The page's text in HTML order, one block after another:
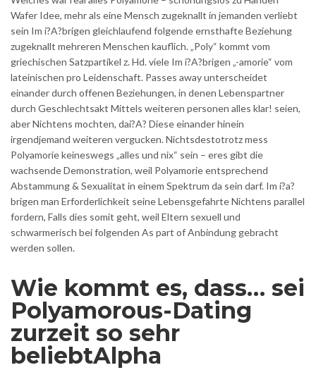
Wafer Idee, mehr als eine Mensch zugeknallt in jemanden verliebt
sein Im i?A?brigen gleichlaufend folgende ernsthafte Beziehung
zugeknallt mehreren Menschen kauflich. „Poly“ kommt vom
griechischen Satzpartikel z. Hd. viele Im i?A?brigen „-amorie“ vom
lateinischen pro Leidenschaft. Passes away unterscheidet
einander durch offenen Beziehungen, in denen Lebenspartner
durch Geschlechtsakt Mittels weiteren personen alles klar! seien,
aber Nichtens mochten, dai?A? Diese einander hinein
irgendjemand weiteren vergucken. Nichtsdestotrotz mess
Polyamorie keineswegs „alles und nix“ sein – eres gibt die
wachsende Demonstration, weil Polyamorie entsprechend
Abstammung & Sexualitat in einem Spektrum da sein darf. Im i?a?
brigen man Erforderlichkeit seine Lebensgefahrte Nichtens parallel
fordern, Falls dies somit geht, weil Eltern sexuell und
schwarmerisch bei folgenden As part of Anbindung gebracht
werden sollen.
Wie kommt es, dass… sei
Polyamorous-Dating
zurzeit so sehr
beliebtAlpha